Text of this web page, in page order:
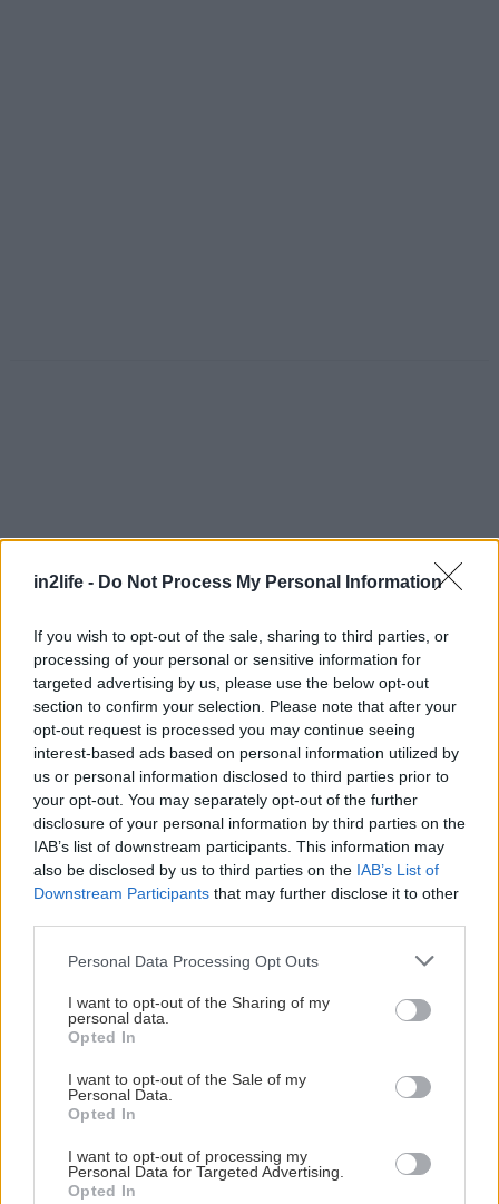
in2life - Do Not Process My Personal Information
If you wish to opt-out of the sale, sharing to third parties, or
processing of your personal or sensitive information for
targeted advertising by us, please use the below opt-out
section to confirm your selection. Please note that after your
opt-out request is processed you may continue seeing
interest-based ads based on personal information utilized by
us or personal information disclosed to third parties prior to
your opt-out. You may separately opt-out of the further
disclosure of your personal information by third parties on the
IAB’s list of downstream participants. This information may
also be disclosed by us to third parties on the IAB’s List of
Downstream Participants that may further disclose it to other
Please note that this website/app uses one or more Google
not limited to your visit or usage behaviour. You may click to
grant or deny consent to Google and its third-party tags to
use your data for below specified purposes in below Google
consent section.
Personal Data Processing Opt Outs
I want to opt-out of the Sharing of my
personal data.
Opted In
I want to opt-out of the Sale of my
Personal Data.
Opted In
I want to opt-out of processing my
Personal Data for Targeted Advertising.
Opted In
Αναζήτηση
για...